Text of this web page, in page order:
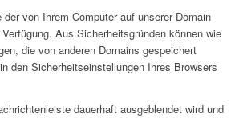
von Ihrem Computer auf unserer Domain
Aus Sicherheitsgründen können wie
die von anderen Domains gespeichert
den Sicherheitseinstellungen Ihres Browsers
dauerhaft ausgeblendet wird und